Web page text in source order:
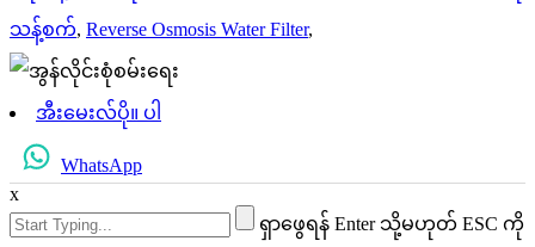
သန့်စက်, Reverse Osmosis Water Filter,
အီးမေးလ်ပို။ ပါ
WhatsApp
x
ရှာဖွေရန် Enter သို့မဟုတ် ESC ကို